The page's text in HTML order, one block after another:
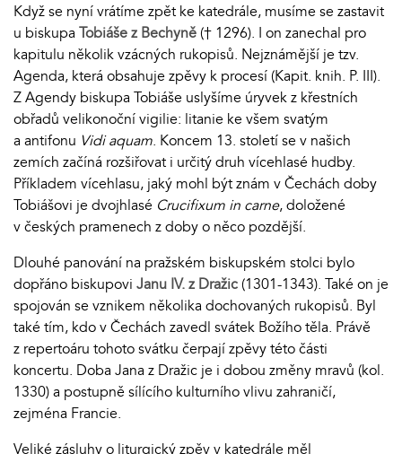
Když se nyní vrátíme zpět ke katedrále, musíme se zastavit
u biskupaTobiáše z Bechyně(† 1296). I on zanechal pro
kapitulu několik vzácných rukopisů. Nejznámější je tzv.
Agenda, která obsahuje zpěvy k procesí (Kapit. knih. P. III).
Z Agendy biskupa Tobiáše uslyšíme úryvek z křestních
obřadů velikonoční vigilie: litanie ke všem svatým
a antifonu Vidi aquam. Koncem 13. století se v našich
zemích začíná rozšiřovat i určitý druh vícehlasé hudby.
Příkladem vícehlasu, jaký mohl být znám v Čechách doby
Tobiášovi je dvojhlasé Crucifixum in carne, doložené
v českých pramenech z doby o něco pozdější.
Dlouhé panování na pražském biskupském stolci bylo
dopřáno biskupovi Janu IV. z Dražic(1301-1343). Také on je
spojován se vznikem několika dochovaných rukopisů. Byl
také tím, kdo v Čechách zavedl svátek Božího těla. Právě
z repertoáru tohoto svátku čerpají zpěvy této části
koncertu. Doba Jana z Dražic je i dobou změny mravů (kol.
1330) a postupně sílícího kulturního vlivu zahraničí,
zejména Francie.
Veliké zásluhy o liturgický zpěv v katedrále měl